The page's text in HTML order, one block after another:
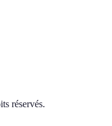
réservés.